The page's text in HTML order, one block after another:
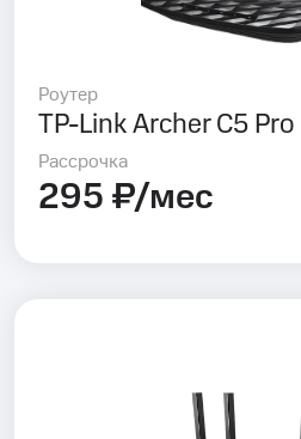
Роутер
TP-Link Archer C5 Pro
Рассрочка
295 ₽/мес